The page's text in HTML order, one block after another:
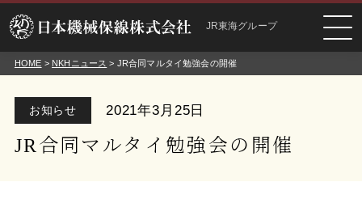
JR東海グループ
HOME > NKHニュース > JR合同マルタイ勉強会の開催
お知らせ 2021年3月25日
JR合同マルタイ勉強会の開催